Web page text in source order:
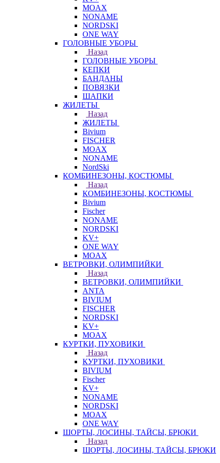
MOAX
NONAME
NORDSKI
ONE WAY
ГОЛОВНЫЕ УБОРЫ
Назад
ГОЛОВНЫЕ УБОРЫ
КЕПКИ
БАНДАНЫ
ПОВЯЗКИ
ШАПКИ
ЖИЛЕТЫ
Назад
ЖИЛЕТЫ
Bivium
FISCHER
MOAX
NONAME
NordSki
КОМБИНЕЗОНЫ, КОСТЮМЫ
Назад
КОМБИНЕЗОНЫ, КОСТЮМЫ
Bivium
Fischer
NONAME
NORDSKI
KV+
ONE WAY
MOAX
ВЕТРОВКИ, ОЛИМПИЙКИ
Назад
ВЕТРОВКИ, ОЛИМПИЙКИ
ANTA
BIVIUM
FISCHER
NORDSKI
KV+
MOAX
КУРТКИ, ПУХОВИКИ
Назад
КУРТКИ, ПУХОВИКИ
BIVIUM
Fischer
KV+
NONAME
NORDSKI
MOAX
ONE WAY
ШОРТЫ, ЛОСИНЫ, ТАЙСЫ, БРЮКИ
Назад
ШОРТЫ, ЛОСИНЫ, ТАЙСЫ, БРЮКИ